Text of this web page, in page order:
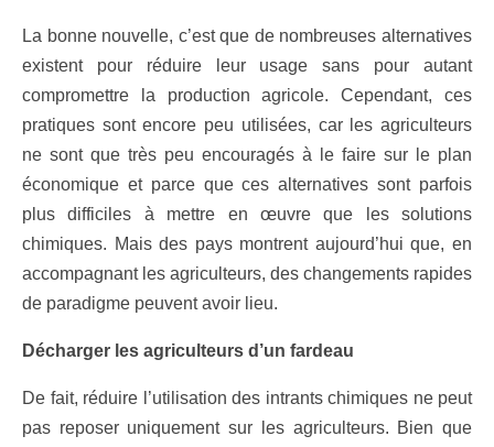
La bonne nouvelle, c’est que de nombreuses alternatives
existent pour réduire leur usage sans pour autant
compromettre la production agricole. Cependant, ces
pratiques sont encore peu utilisées, car les agriculteurs
ne sont que très peu encouragés à le faire sur le plan
économique et parce que ces alternatives sont parfois
plus difficiles à mettre en œuvre que les solutions
chimiques. Mais des pays montrent aujourd’hui que, en
accompagnant les agriculteurs, des changements rapides
de paradigme peuvent avoir lieu.
Décharger les agriculteurs d’un fardeau
De fait, réduire l’utilisation des intrants chimiques ne peut
pas reposer uniquement sur les agriculteurs. Bien que